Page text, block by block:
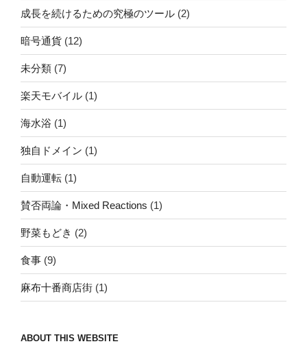
成長を続けるための究極のツール (2)
暗号通貨 (12)
未分類 (7)
楽天モバイル (1)
海水浴 (1)
独自ドメイン (1)
自動運転 (1)
賛否両論・Mixed Reactions (1)
野菜もどき (2)
食事 (9)
麻布十番商店街 (1)
ABOUT THIS WEBSITE